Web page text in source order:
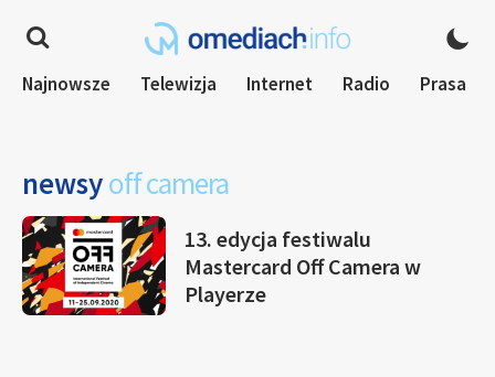
Najnowsze Telewizja Internet Radio Prasa
newsyoff camera
13. edycja festiwalu
Mastercard Off Camera w
Playerze